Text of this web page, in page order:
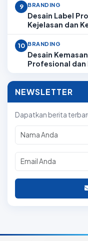
9 BRANDING
Desain Label
Kejelasan dan
10 BRANDING
Desain
Profesional dan
NEWSLETTER
Dapatkan berita